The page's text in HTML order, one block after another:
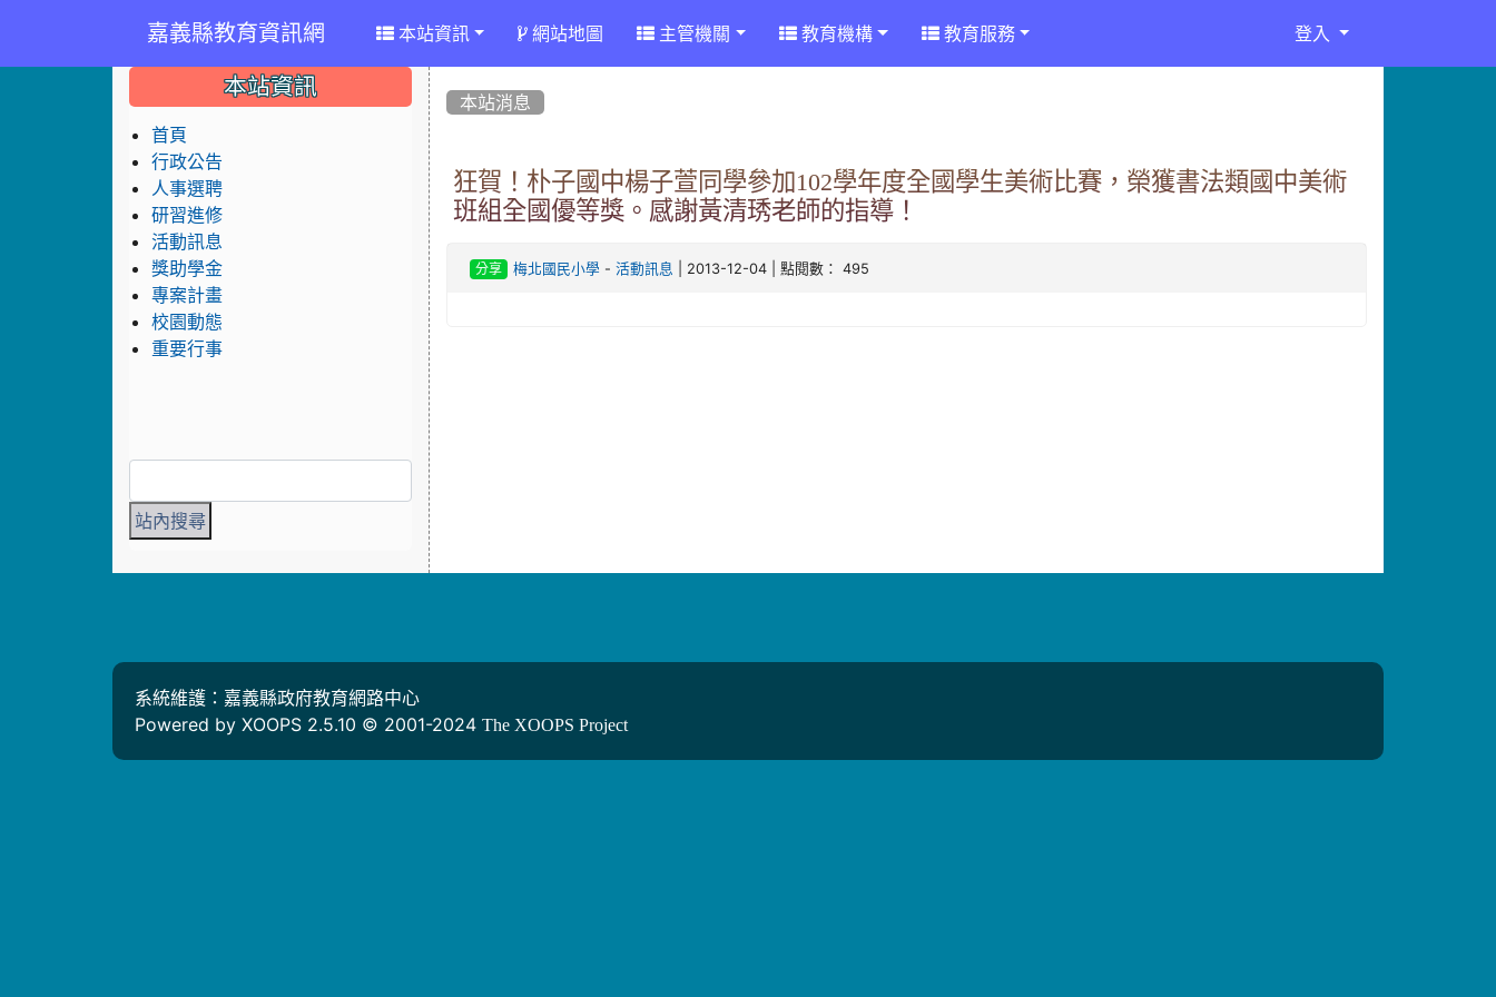
嘉義縣教育資訊網 本站資訊 網站地圖 主管機關 教育機構 教育服務 登入
本站消息
狂賀！朴子國中楊子萱同學參加102學年度全國學生美術比賽，榮獲書法類國中美術
班組全國優等獎。感謝黃清琇老師的指導！
分享 梅北國民小學 - 活動訊息 | 2013-12-04 | 點閱數： 495
::: 本站資訊
首頁
行政公告
人事選聘
研習進修
活動訊息
獎助學金
專案計畫
校園動態
重要行事
系統維護：嘉義縣政府教育網路中心
Powered by XOOPS 2.5.10 © 2001-2024 The XOOPS Project